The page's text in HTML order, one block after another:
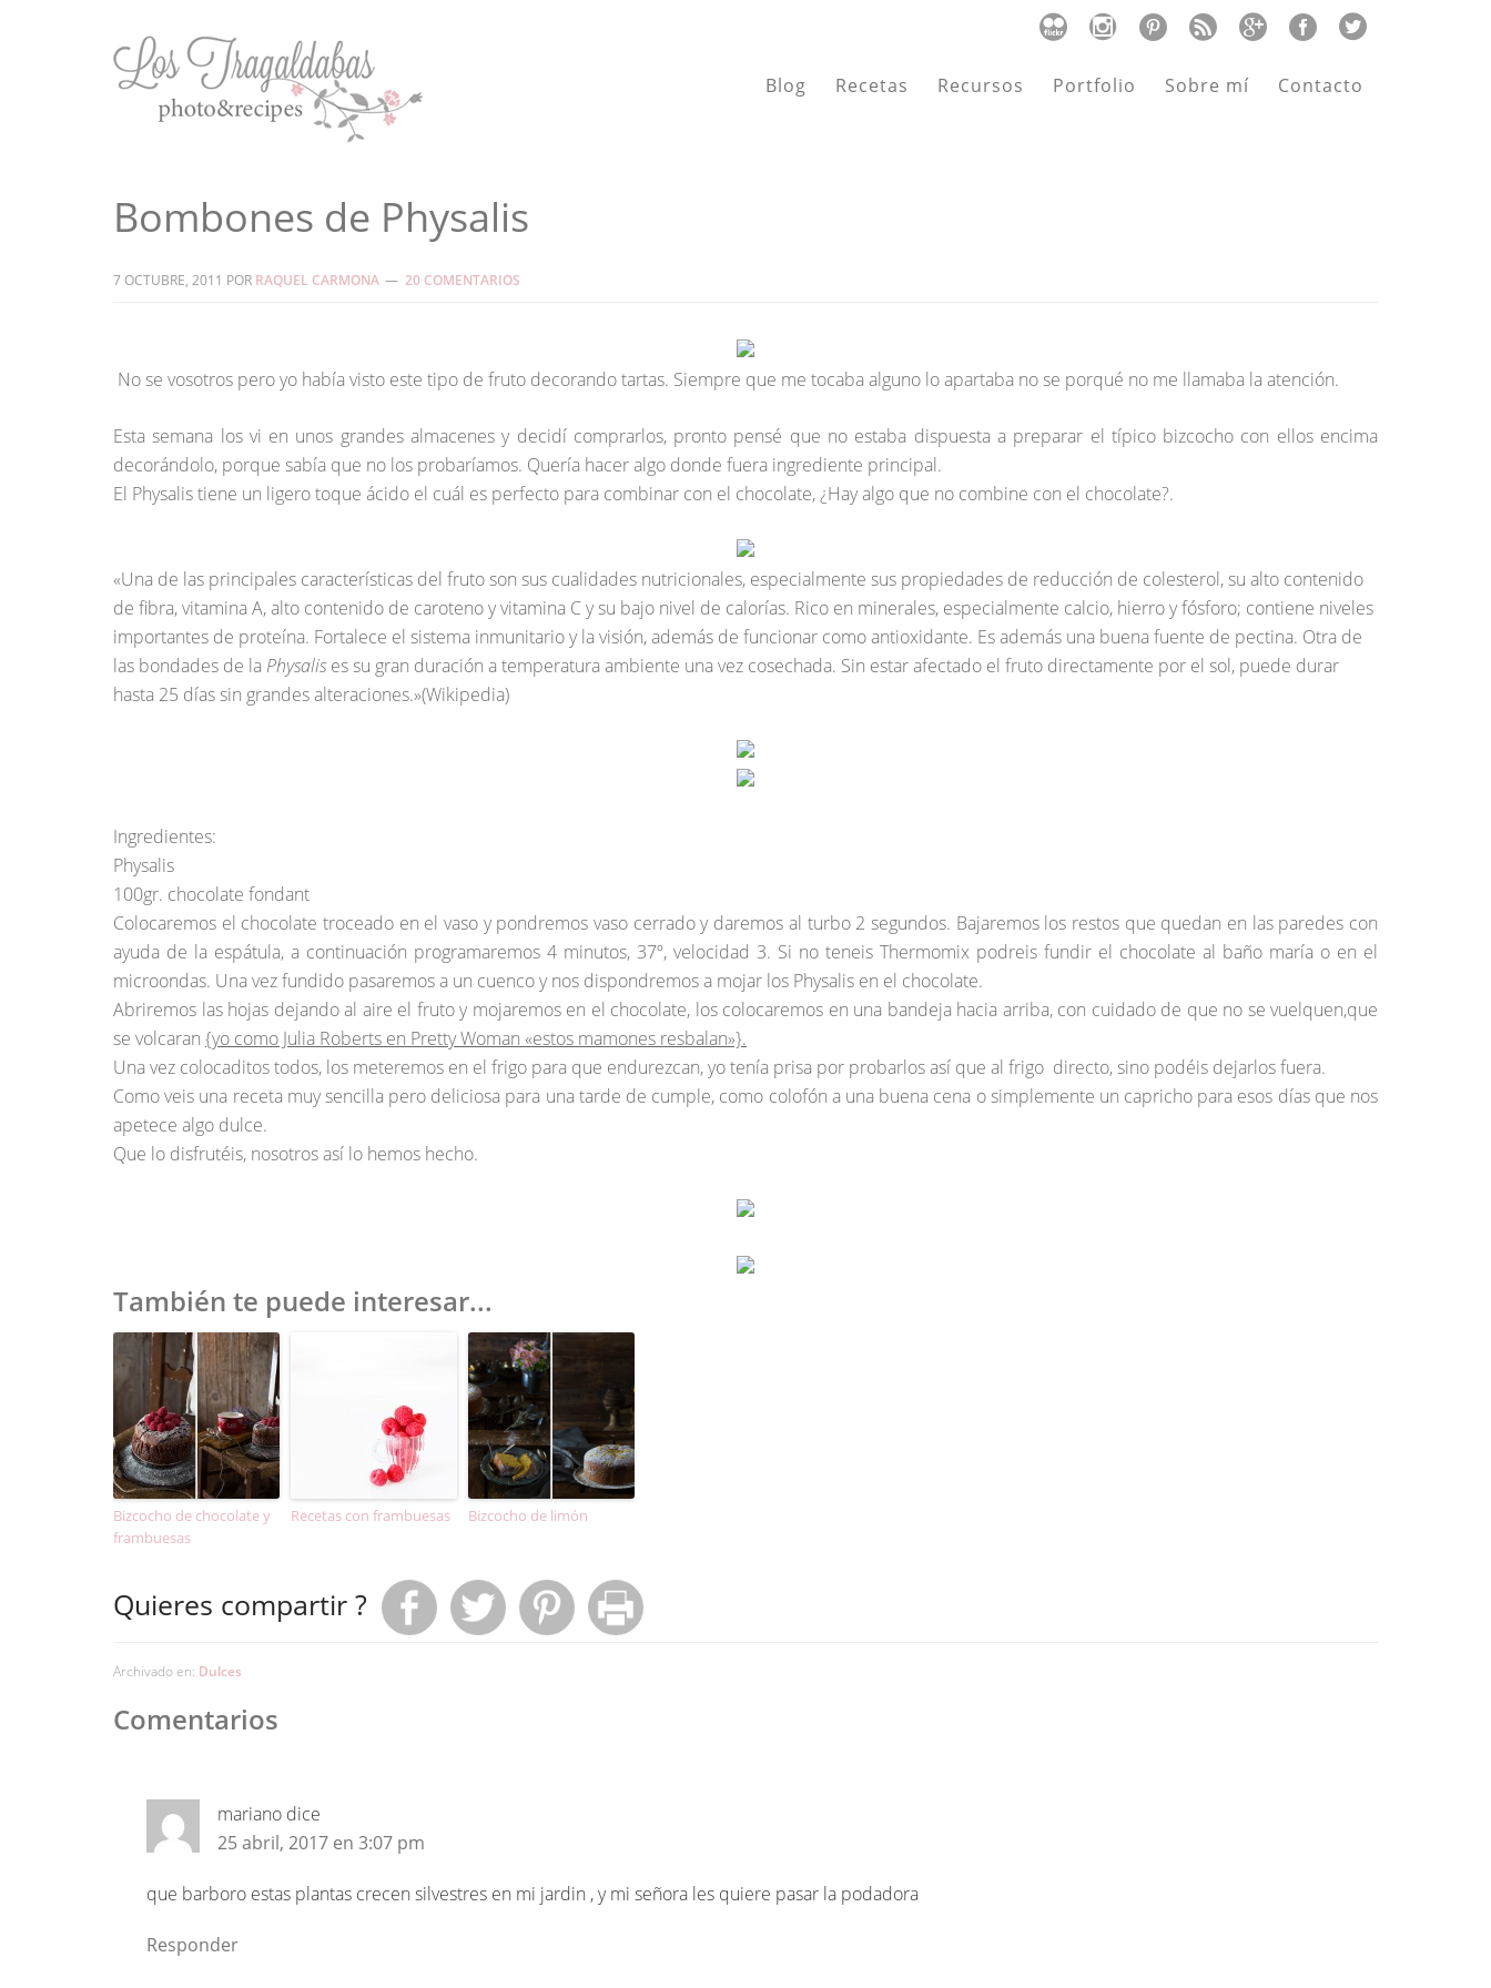
Blog Recetas Recursos Portfolio Sobre mí Contacto
Bombones de Physalis
7 OCTUBRE, 2011 POR RAQUEL CARMONA 20 COMENTARIOS
No se vosotros pero yo había visto este tipo de fruto decorando tartas. Siempre que me tocaba alguno lo apartaba no se porqué no me llamaba la atención.
Esta semana los vi en unos grandes almacenes y decidí comprarlos, pronto pensé que no estaba dispuesta a preparar el típico bizcocho con ellos encima
decorándolo, porque sabía que no los probaríamos. Quería hacer algo donde fuera ingrediente principal.
El Physalis tiene un ligero toque ácido el cuál es perfecto para combinar con el chocolate, ¿Hay algo que no combine con el chocolate?.
«Una de las principales características del fruto son sus cualidades nutricionales, especialmente sus propiedades de reducción de colesterol, su alto contenido
de fibra, vitamina A, alto contenido de caroteno y vitamina C y su bajo nivel de calorías. Rico en minerales, especialmente calcio, hierro y fósforo; contiene niveles
importantes de proteína. Fortalece el sistema inmunitario y la visión, además de funcionar como antioxidante. Es además una buena fuente de pectina. Otra de
las bondades de la Physalises su gran duración a temperatura ambiente una vez cosechada. Sin estar afectado el fruto directamente por el sol, puede durar
hasta 25 días sin grandes alteraciones.»(Wikipedia)
Ingredientes:
Physalis
100gr. chocolate fondant
Colocaremos el chocolate troceado en el vaso y pondremos vaso cerrado y daremos al turbo 2 segundos. Bajaremos los restos que quedan en las paredes con
ayuda de la espátula, a continuación programaremos 4 minutos, 37º, velocidad 3. Si no teneis Thermomix podreis fundir el chocolate al baño maría o en el
microondas. Una vez fundido pasaremos a un cuenco y nos dispondremos a mojar los Physalis en el chocolate.
Abriremos las hojas dejando al aire el fruto y mojaremos en el chocolate, los colocaremos en una bandeja hacia arriba, con cuidado de que no se vuelquen,que
se volcaran {yo como Julia Roberts en Pretty Woman «estos mamones resbalan»}.
Una vez colocaditos todos, los meteremos en el frigo para que endurezcan, yo tenía prisa por probarlos así que al frigo directo, sino podéis dejarlos fuera.
Como veis una receta muy sencilla pero deliciosa para una tarde de cumple, como colofón a una buena cena o simplemente un capricho para esos días que nos
apetece algo dulce.
Que lo disfrutéis, nosotros así lo hemos hecho.
También te puede interesar...
Bizcocho de chocolate y
frambuesas
Recetas con frambuesas Bizcocho de limón
Quieres compartir ?
Archivado en: Dulces
Comentarios
mariano dice
25 abril, 2017 en 3:07 pm
que barboro estas plantas crecen silvestres en mi jardin , y mi señora les quiere pasar la podadora
Responder